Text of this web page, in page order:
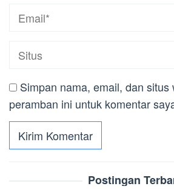
Simpan nama, email, dan situs
peramban ini untuk komentar
Postingan